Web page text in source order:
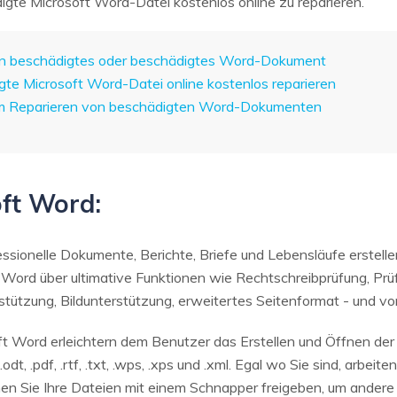
beschädigtes oder beschädigtes Word-Dokument
Microsoft Word-Datei online kostenlos reparieren
Reparieren von beschädigten Word-Dokumenten
Word:
Dokumente, Berichte, Briefe und Lebensläufe
über ultimative Funktionen wie Rechtschreibprüfung,
Bildunterstützung, erweitertes Seitenformat - und
Word erleichtern dem Benutzer das Erstellen und Öffnen
.pdf, .rtf, .txt, .wps, .xps und .xml. Egal wo Sie sind,
Sie Ihre Dateien mit einem Schnapper freigeben, um